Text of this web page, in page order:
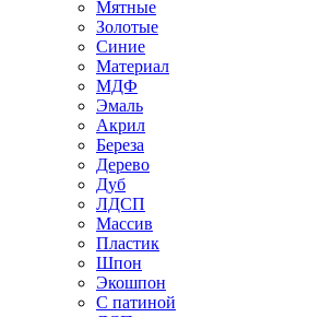
Мятные
Золотые
Синие
Материал
МДФ
Эмаль
Акрил
Береза
Дерево
Дуб
ЛДСП
Массив
Пластик
Шпон
Экошпон
С патиной